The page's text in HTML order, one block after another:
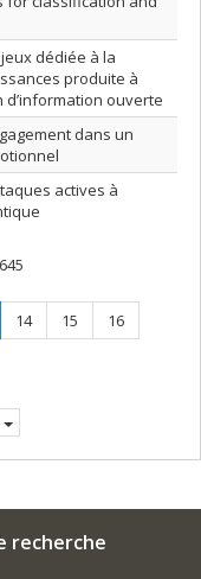
dédiée à la
produite à
d’information ouverte
dans un
actives à
Page
14 Page
15 Page
16
recherche